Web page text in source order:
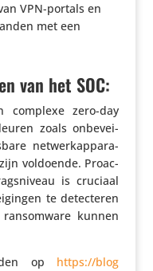
VPN-portals en
met een
van het SOC:
complexe zero-day
zoals onbe­vei­
netwerk­ap­pa­ra­
voldoende. Proac­
is cruciaal
te detec­teren
kunnen
op https://​blog​